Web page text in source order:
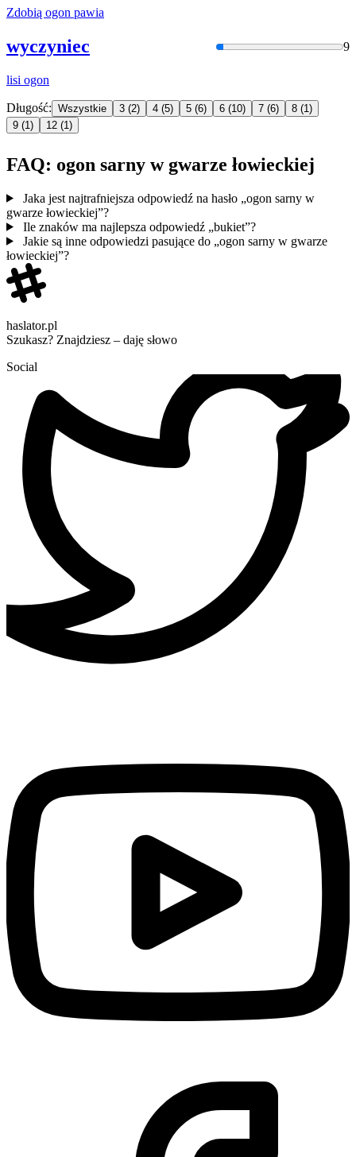
Zdobią ogon pawia
wyczyniec 9
lisi ogon
Długość: Wszystkie 3 (2) 4 (5) 5 (6) 6 (10) 7 (6) 8 (1)
9 (1) 12 (1)
FAQ: ogon sarny w gwarze łowieckiej
Jaka jest najtrafniejsza odpowiedź na hasło „ogon sarny w
gwarze łowieckiej”?
Ile znaków ma najlepsza odpowiedź „bukiet”?
Jakie są inne odpowiedzi pasujące do „ogon sarny w gwarze
łowieckiej”?
haslator.pl
Szukasz? Znajdziesz – daję słowo
Social